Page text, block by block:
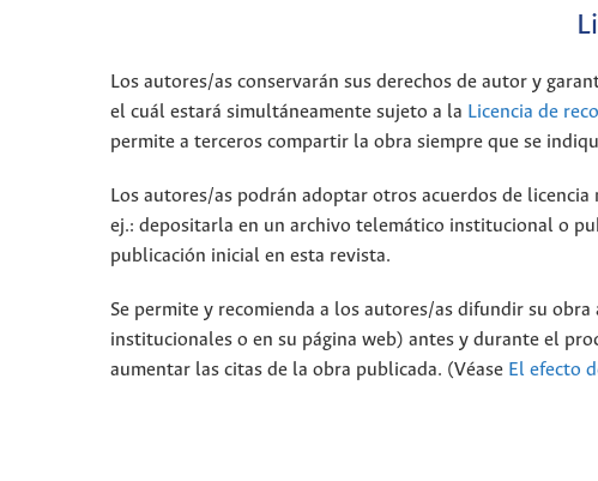
Los autores/as conservarán sus derechos de autor y
el cuál estará simultáneamente sujeto a la Licencia de
permite a terceros compartir la obra siempre que se
Los autores/as podrán adoptar otros acuerdos de
ej.: depositarla en un archivo telemático institucional o
publicación inicial en esta revista.
Se permite y recomienda a los autores/as difundir su
institucionales o en su página web) antes y durante el
aumentar las citas de la obra publicada. (Véase El efecto